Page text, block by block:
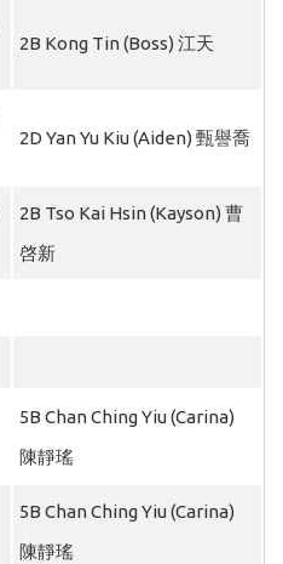
2B Kong Tin (Boss) 江天
2D Yan Yu Kiu (Aiden) 甄譽喬
2B Tso Kai Hsin (Kayson) 曹
啓新
5B Chan Ching Yiu (Carina)
陳靜瑤
5B Chan Ching Yiu (Carina)
陳靜瑤